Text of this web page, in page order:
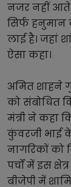
नजर नहीं
सिर्फ हनुमान
लाई है। जहां
ऐसा कहा।
अमित शाहने
को संबोधित
मंत्री ने कहा
कुंवरजी भाई
नागरिकों को
पर्चों में इस
बीजेपी में